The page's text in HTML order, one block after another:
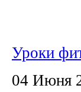
Уроки
04 Июня